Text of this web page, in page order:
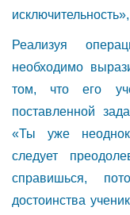
Реализуя
необходимо
том, что его
поставленной
«Ты уже
следует
справишься,
достоинства